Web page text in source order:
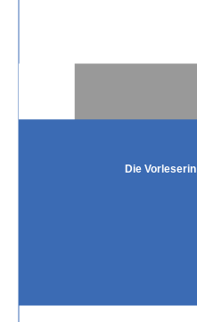
Die Vorleserin